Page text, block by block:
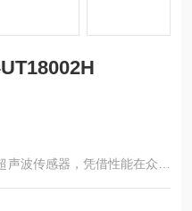
波传感器，凭借性能在众多
技术，以非接触检测方式高